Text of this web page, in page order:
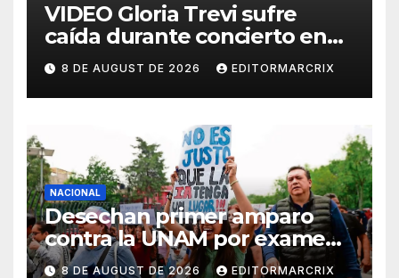
VIDEO Gloria Trevi sufre
caída durante concierto en
San Luis Potosí
8 DE AUGUST DE 2026 EDITORMARCRIX
NACIONAL
Desechan primer amparo
contra la UNAM por examen
de admisión
8 DE AUGUST DE 2026 EDITORMARCRIX